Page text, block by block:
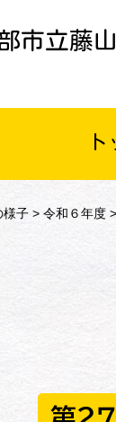
市立藤
様子> 令和６年度>